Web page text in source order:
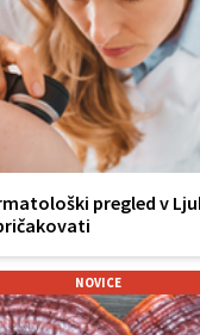
pregled v
NOVICE